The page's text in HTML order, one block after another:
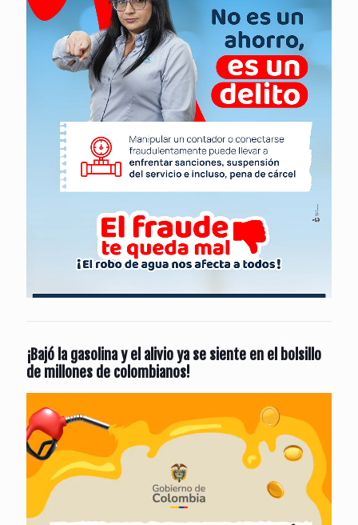
¡Bajó la gasolina y el alivio ya se siente en el bolsillo
de millones de colombianos!
de
vídeo